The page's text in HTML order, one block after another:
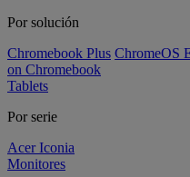
Por solución
Chromebook Plus ChromeOS
on Chromebook
Tablets
Por serie
Acer Iconia
Monitores